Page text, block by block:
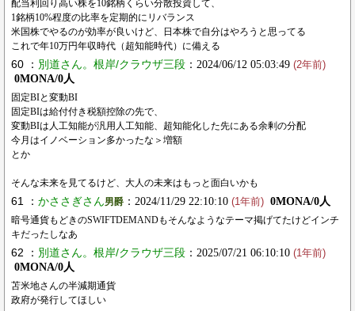
配当利回り高い株を10銘柄くらい分散投資して、
1銘柄10%程度の比率を定期的にリバランス
米国株でやるのが効率が良いけど、日本株で自分はやろうと思ってる
これで年10万円年収時代（超知能時代）に備える
60 ： 別道さん。根岸/クラウザ三段 ：2024/06/12 05:03:49 (2年前)
0MONA/0人
固定BIと変動BI
固定BIは給付付き税額控除の先で、
変動BIは人工知能が汎用人工知能、超知能化した先にある余剰の分配
今月はイノベーション多かったな＞増額
とか
そんな未来を見てるけど、大人の未来はもっと面白いかも
61 ： かささぎさん男爵 ：2024/11/29 22:10:10 (1年前) 0MONA/0人
暗号通貨もどきのSWIFTDEMANDもそんなようなテーマ掲げてたけどインチ
キだったしなあ
62 ： 別道さん。根岸/クラウザ三段 ：2025/07/21 06:10:10 (1年前)
0MONA/0人
苫米地さんの半減期通貨
政府が発行してほしい